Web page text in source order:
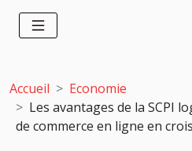
Accueil
Economie
Les avantages de la SCPI
de commerce en ligne en